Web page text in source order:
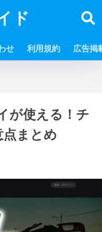
ド
せ 利用規約 広告掲
が使える！チ
点まとめ